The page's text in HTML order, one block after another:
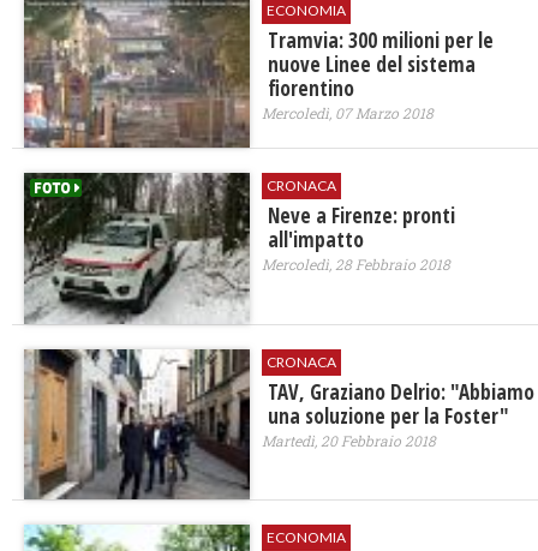
ECONOMIA
​Tramvia: 300 milioni per le
nuove Linee del sistema
fiorentino
Mercoledì, 07 Marzo 2018
CRONACA
Neve a Firenze: pronti
all'impatto
Mercoledì, 28 Febbraio 2018
CRONACA
TAV, Graziano Delrio: "Abbiamo
una soluzione per la Foster"
Martedì, 20 Febbraio 2018
ECONOMIA